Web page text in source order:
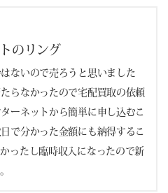
のリング
ないので売ろうと思いました
らなかったので宅配買取の依頼
ーネットから簡単に申し込むこ
で分かった金額にも納得するこ
ったし臨時収入になったので新